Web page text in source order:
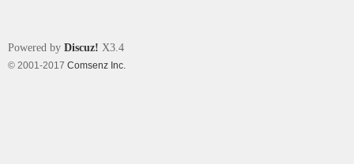
Powered by Discuz! X3.4
© 2001-2017 Comsenz Inc.